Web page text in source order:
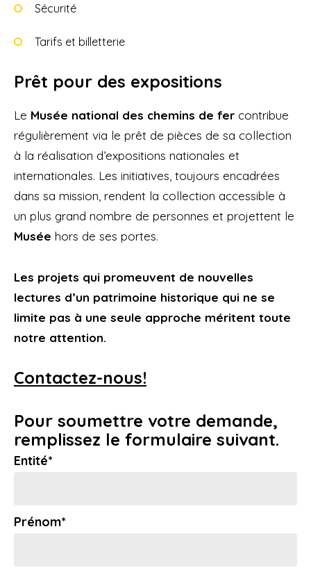
Sécurité
Tarifs et billetterie
Prêt pour des expositions
Le Musée national des chemins de fer contribue
régulièrement via le prêt de pièces de sa collection
à la réalisation d’expositions nationales et
internationales. Les initiatives, toujours encadrées
dans sa mission, rendent la collection accessible à
un plus grand nombre de personnes et projettent le
Musée hors de ses portes.
Les projets qui promeuvent de nouvelles
lectures d’un patrimoine historique qui ne se
limite pas à une seule approche méritent toute
notre attention.
Contactez-nous!
Pour soumettre votre demande,
remplissez le formulaire suivant.
Entité*
Prénom*